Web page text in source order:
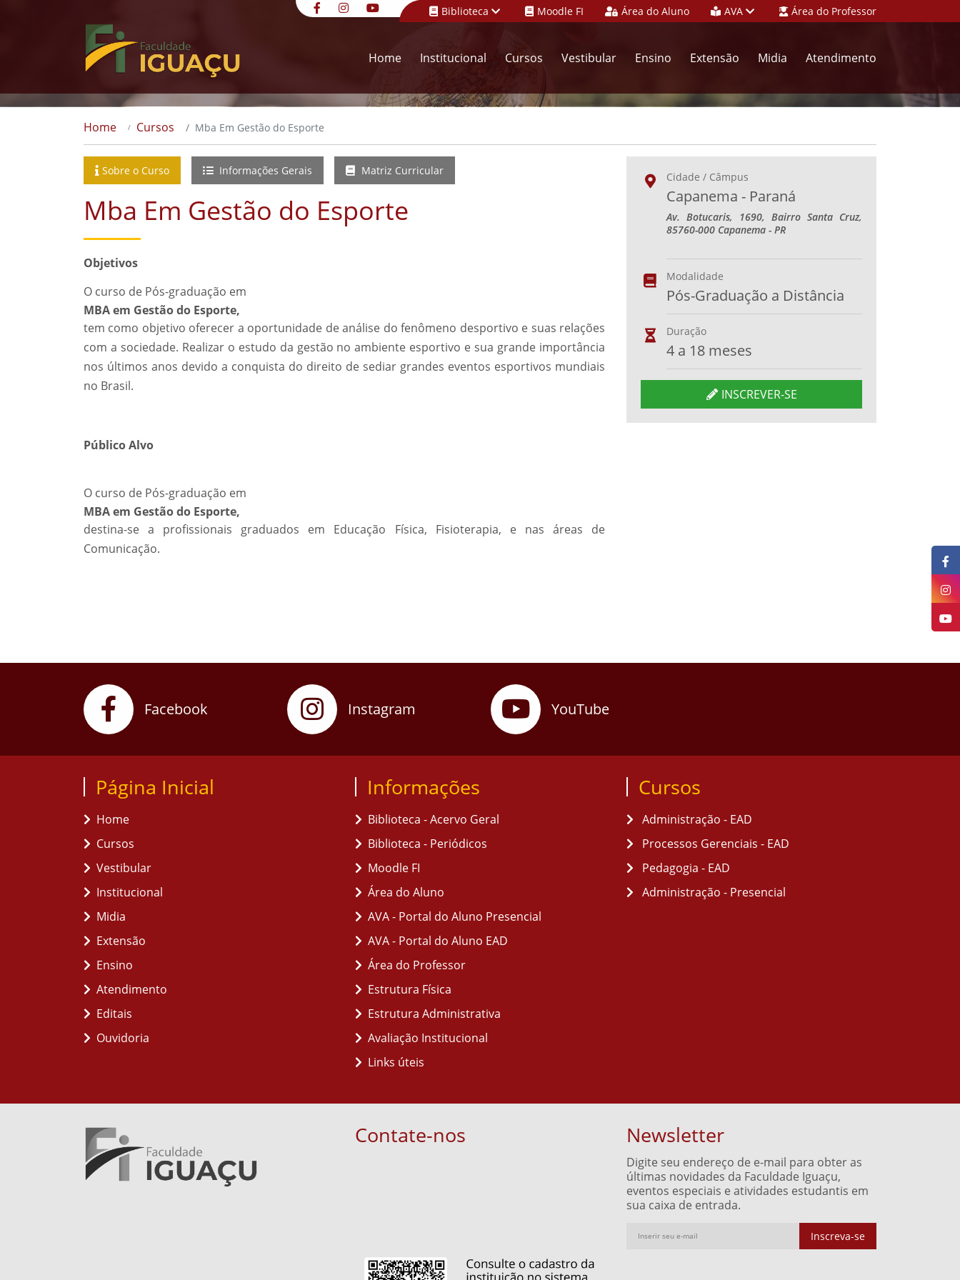
Biblioteca Moodle FI Área do Aluno AVA Área do Professor
Home Institucional Cursos Vestibular Ensino Extensão Midia Atendimento
Home Cursos Mba Em Gestão do Esporte
Sobre o Curso Informações Gerais Matriz Curricular
Mba Em Gestão do Esporte
Objetivos
O curso de Pós-graduação em
MBA em Gestão do Esporte,
tem como objetivo oferecer a oportunidade de análise do fenômeno desportivo e suas relações
com a sociedade. Realizar o estudo da gestão no ambiente esportivo e sua grande importância
nos últimos anos devido a conquista do direito de sediar grandes eventos esportivos mundiais
no Brasil.
Público Alvo
O curso de Pós-graduação em
MBA em Gestão do Esporte,
destina-se a profissionais graduados em Educação Física, Fisioterapia, e nas áreas de
Comunicação.
Cidade / Câmpus
Capanema - Paraná
Av. Botucaris, 1690, Bairro Santa Cruz,
85760-000 Capanema - PR
Modalidade
Pós-Graduação a Distância
Duração
4 a 18 meses
INSCREVER-SE
Facebook Instagram YouTube
Página Inicial
Home
Cursos
Vestibular
Institucional
Midia
Extensão
Ensino
Atendimento
Editais
Ouvidoria
Informações
Biblioteca - Acervo Geral
Biblioteca - Periódicos
Moodle FI
Área do Aluno
AVA - Portal do Aluno Presencial
AVA - Portal do Aluno EAD
Área do Professor
Estrutura Física
Estrutura Administrativa
Avaliação Institucional
Links úteis
Cursos
Administração - EAD
Processos Gerenciais - EAD
Pedagogia - EAD
Administração - Presencial
Contate-nos Newsletter
Digite seu endereço de e-mail para obter as
últimas novidades da Faculdade Iguaçu,
eventos especiais e atividades estudantis em
sua caixa de entrada.
Inscreva-se